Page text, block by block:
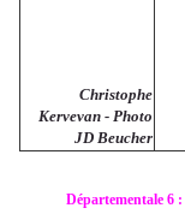
Christophe
Kervevan - Photo
JD Beucher
Départementale 6 :